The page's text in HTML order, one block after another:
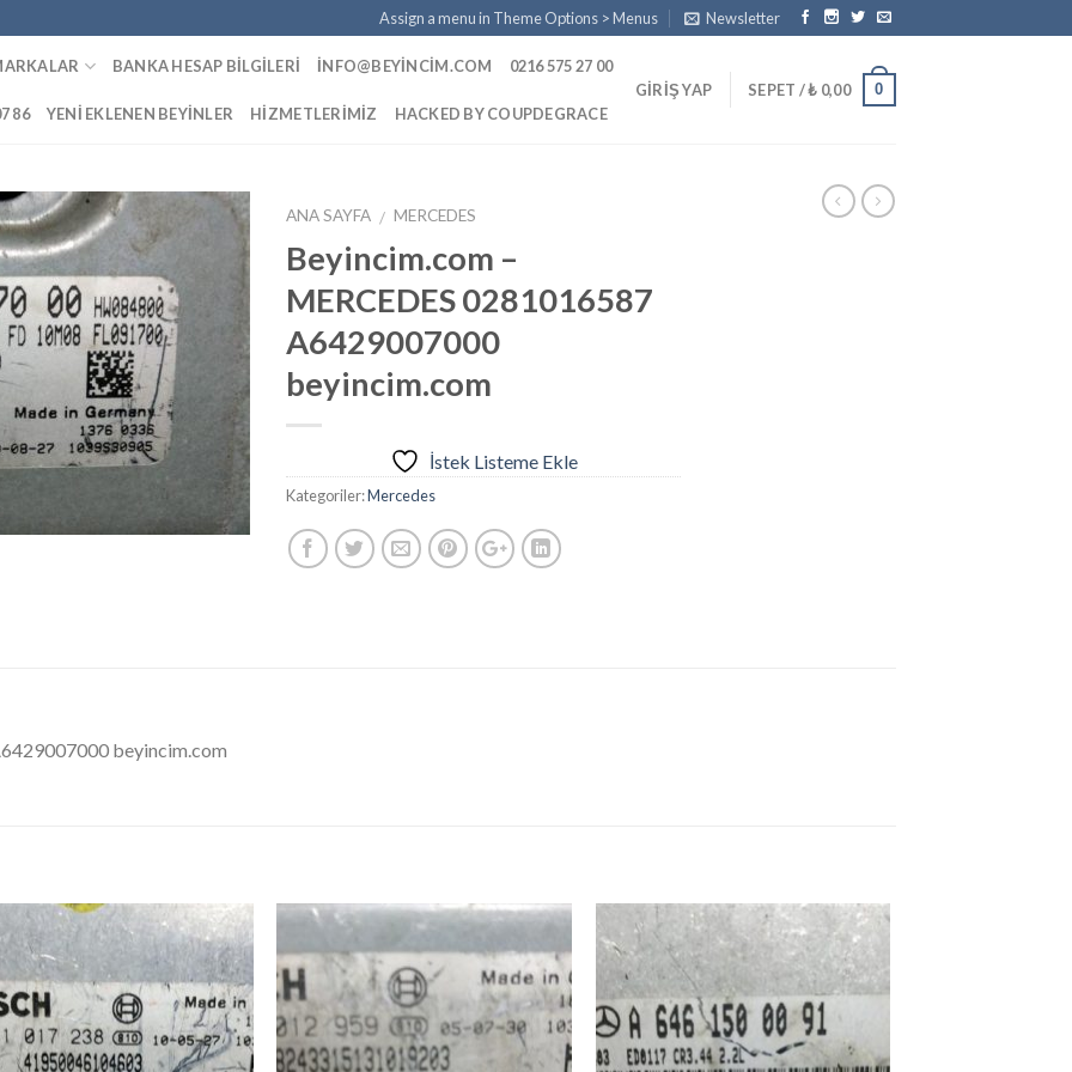
Assign a menu in Theme Options > Menus Newsletter
BANKA HESAP BILGILERI INFO@BEYINCIM.COM 0216 575 27 00
86 YENI EKLENEN BEYINLER HIZMETLERIMIZ HACKED BY COUPDEGRACE
GIRIŞ YAP SEPET /₺ 0,00 0
Listeme
ANA SAYFA / MERCEDES
Beyincim.com –
MERCEDES 0281016587
A6429007000
beyincim.com
İstek Listeme Ekle
Kategoriler:Mercedes
beyincim.com
İstek
Listeme
Ekle
İstek
Listeme
Ekle
Listeme
Ekle